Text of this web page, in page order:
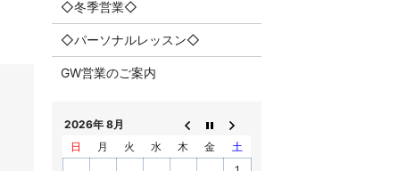
◇冬季営業◇
◇パーソナルレッスン◇
GW営業のご案内
2026年 8月
日
月 火 水 木 金
土